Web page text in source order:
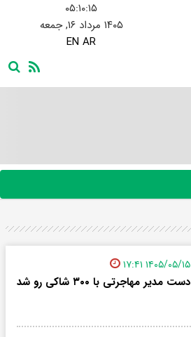
۰۵:۱۰:۱۵
۱۴۰۵ مرداد ۱۶, جمعه
EN AR
۱۴۰۵/۰۵/۱۵ ۱۷:۴۱
دست مدیر مهاجرتی با ۳۰۰ شاکی رو شد